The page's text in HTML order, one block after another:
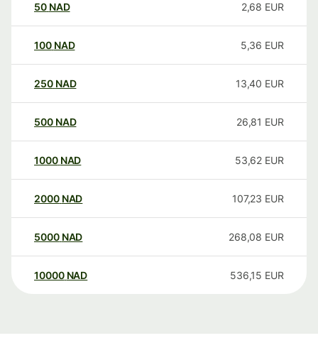
50 NAD 2,68 EUR
100 NAD 5,36 EUR
250 NAD 13,40 EUR
500 NAD 26,81 EUR
1000 NAD 53,62 EUR
2000 NAD 107,23 EUR
5000 NAD 268,08 EUR
10000 NAD 536,15 EUR